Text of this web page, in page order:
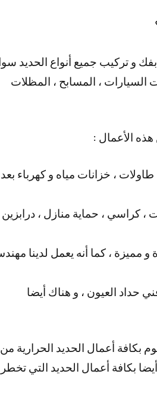
و تركيب جميع أنواع الحديد
السيارات ، المسابح ، المظلات
الأعمال :
، خزانات مياه و كهرباء
، كراسي ، حماية منازل ، درابزين
و مميزة ، كما أنه يعمل لدينا
حداد العيون ، و هناك أيضا
بكافة أعمال الحديد الحرارية من
بكافة أعمال الحديد التي تخطر